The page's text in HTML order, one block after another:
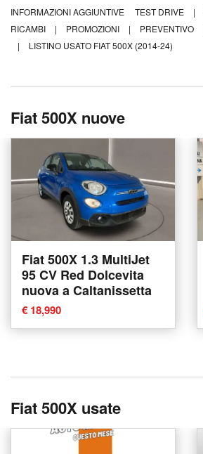
INFORMAZIONI AGGIUNTIVE TEST DRIVE |
RICAMBI
| PROMOZIONI | PREVENTIVO
|
LISTINO USATO FIAT 500X (2014-24)
Fiat 500X nuove
Fiat 500X 1.3 MultiJet
95 CV Red Dolcevita
nuova a Caltanissetta
€ 18,990
Fiat 500X usate